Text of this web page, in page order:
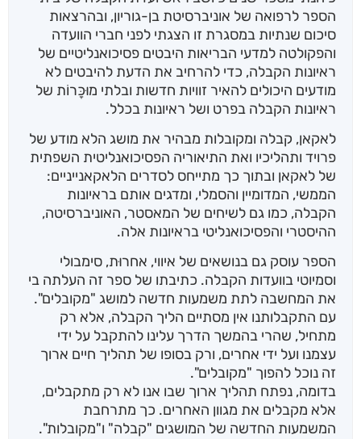
הספר לרפואה של אוניברסיטת בן-גוריון, ובהרצאות
סיכום שנתיות במסגרת זו הצגתי לפני חברי הוועדה
והפקולטה למדעי הבריאות היבטים פסיכואנליטיים של
ראיונות הקבלה, כדי להרחיב את הדעת להיבטים לא
מודעים היכולים להאיר זוויות חדשות ובלתי מוּכָּרוֹת של
ראיונות הקבלה בפרט ושל ראיונות בכלל.
לאקאן, קבלה ומקובלות מבהיר את מושג הלא מודע של
פרויד ותהליכיו ואת התיאוריה הפסיכואנליטית השפתית
של לאקאן ובתוך כך מתייחס לסדרים הלאקאנייניים:
הממשי, המדומיין והסמלי, ומדגים אותם בראיונות
הקבלה, כמו גם לשיחים של המאסטר, האוניברסיטה,
ההיסטרי והפסיכואנליטי בראיונות אלה.
הספר עוסק גם בנושאים של איווי, אחרוּת, סימבולי
וסמיוטי בוועדות הקבלה. כתיבתו של ספר זה העלתה בי
את המחשבה לתת משמעות חדשה למושג "מקובלים".
עם התקבלותנו אין מסתיים הליך הקבלה, אלא רק
מתחיל, שהרי בהמשך הדרך עלינו להתקבל על ידי
עצמנו ועל ידי אחרים, ורק בסופו של תהליך חיים ארוך
זה נוכל להפוך "מקובלים".
בדומה, נפתח תהליך ארוך שבו אנו לא רק מתקבלים,
אלא מקבלים את מגוון האחרים. כך מתרחבת
המשמעות החדשה של המושגים "קבלה" ו"מקובלות".